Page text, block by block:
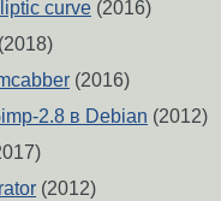
curve (2016)
(2016)
2.8 в Debian (2012)
(2012)